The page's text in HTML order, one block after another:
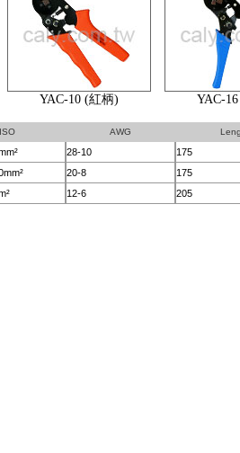
YAC-10 (紅柄) YAC-